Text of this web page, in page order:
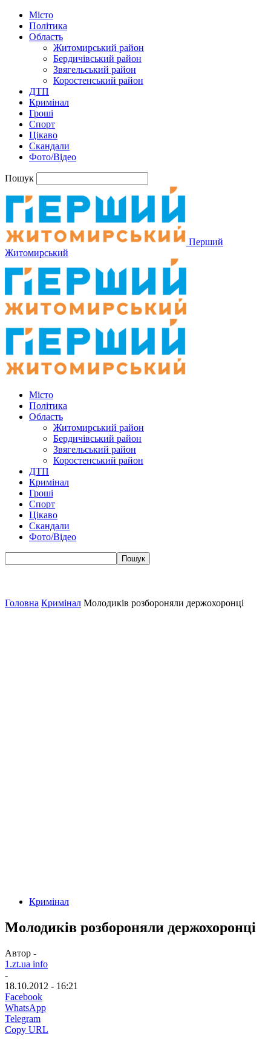
Місто
Політика
Область
Житомирський район
Бердичівський район
Звягельський район
Коростенський район
ДТП
Кримінал
Гроші
Спорт
Цікаво
Скандали
Фото/Відео
Пошук
Перший
Житомирський
Місто
Політика
Область
Житомирський район
Бердичівський район
Звягельський район
Коростенський район
ДТП
Кримінал
Гроші
Спорт
Цікаво
Скандали
Фото/Відео
Головна Кримінал Молодиків розбороняли держохоронці
Кримінал
Молодиків розбороняли держохоронці
Автор -
1.zt.ua info
-
18.10.2012 - 16:21
Facebook
WhatsApp
Telegram
Copy URL